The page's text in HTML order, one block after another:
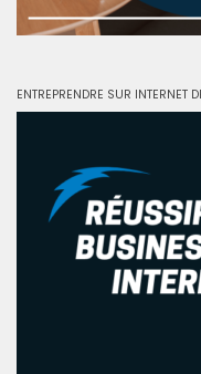
ENTREPRENDRE SUR INTERNET